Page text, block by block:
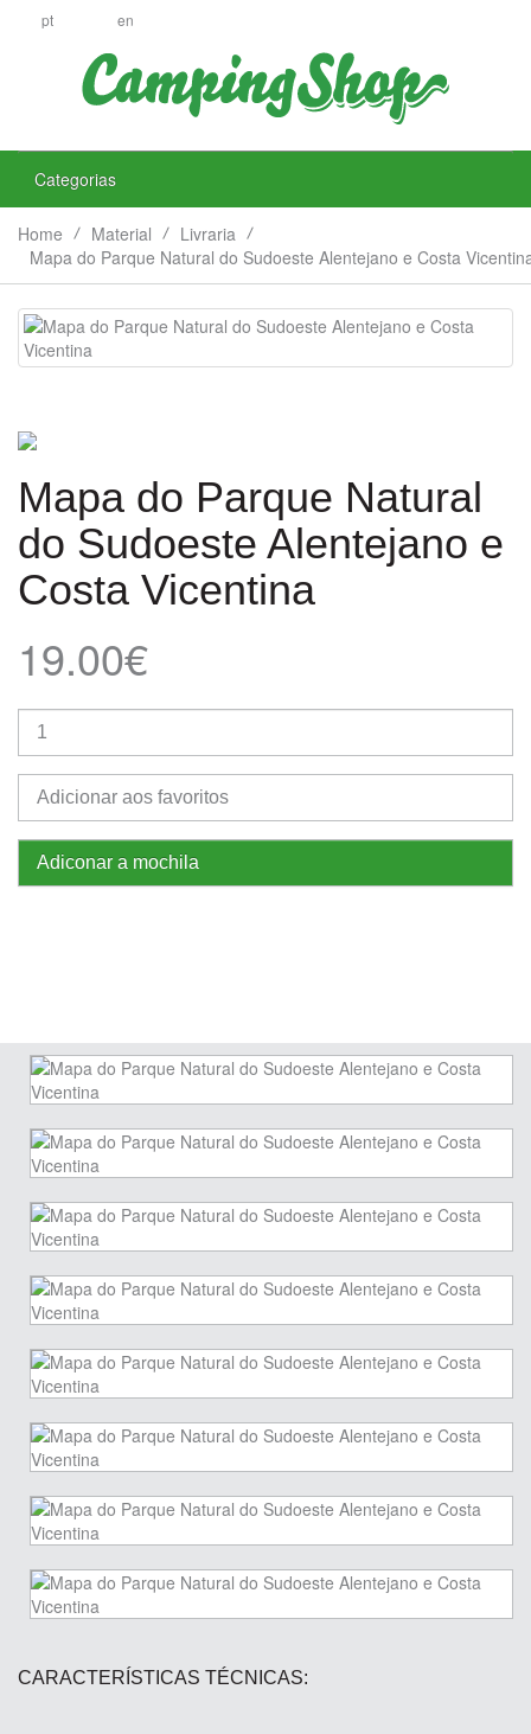
pt en
Categorias
Home Material
Livraria
Mapa do Parque Natural do Sudoeste Alentejano e Costa
Mapa do Parque Natural
do Sudoeste Alentejano e
Costa Vicentina
19.00€
Adicionar aos favoritos
Adiconar a mochila
CARACTERÍSTICAS TÉCNICAS: